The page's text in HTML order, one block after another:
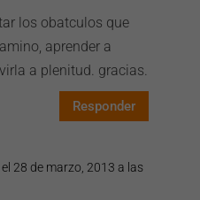
los obatculos que
aprender a
a plenitud. gracias.
Responder
el 28 de marzo, 2013 a las